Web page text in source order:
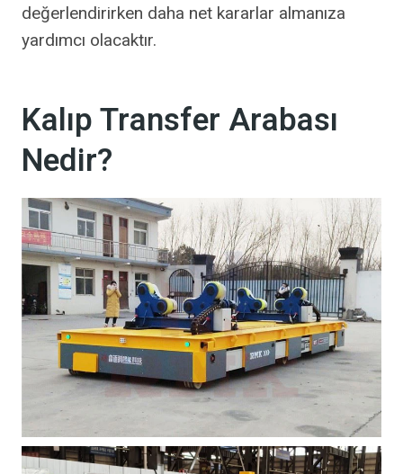
değerlendirirken daha net kararlar almanıza
yardımcı olacaktır.
Kalıp Transfer Arabası
Nedir?